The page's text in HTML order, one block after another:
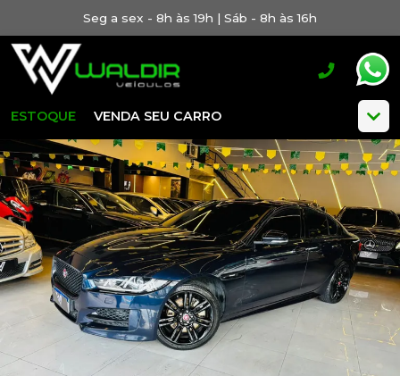
Seg a sex - 8h às 19h | Sáb - 8h às 16h
ESTOQUE VENDA SEU CARRO